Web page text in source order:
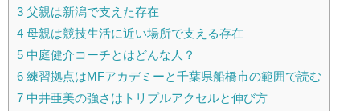
3 父親は新潟で支えた存在
4 母親は競技生活に近い場所で支える存在
5 中庭健介コーチとはどんな人？
6 練習拠点はMFアカデミーと千葉県船橋市の範囲で読む
7 中井亜美の強さはトリプルアクセルと伸び方